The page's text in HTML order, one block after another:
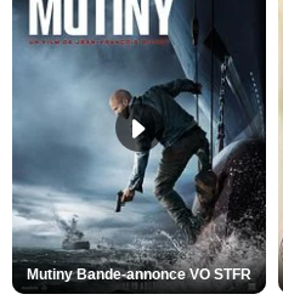
Mutiny Bande-annonce VO STFR